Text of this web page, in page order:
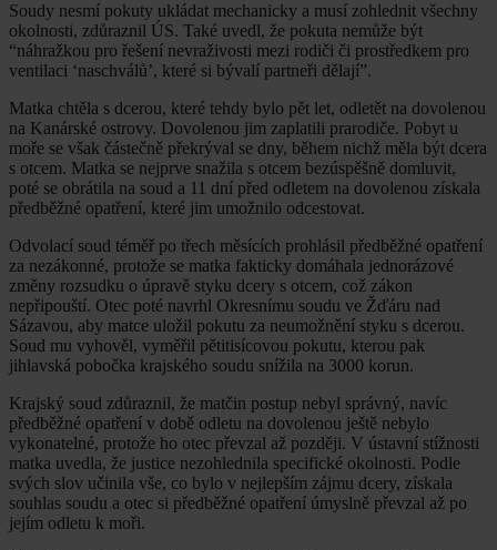
Soudy nesmí pokuty ukládat mechanicky a musí zohlednit všechny
okolnosti, zdůraznil ÚS. Také uvedl, že pokuta nemůže být
“náhražkou pro řešení nevraživosti mezi rodiči či prostředkem pro
ventilaci ‘naschválů’, které si bývalí partneři dělají”.
Matka chtěla s dcerou, které tehdy bylo pět let, odletět na dovolenou
na Kanárské ostrovy. Dovolenou jim zaplatili prarodiče. Pobyt u
moře se však částečně překrýval se dny, během nichž měla být dcera
s otcem. Matka se nejprve snažila s otcem bezúspěšně domluvit,
poté se obrátila na soud a 11 dní před odletem na dovolenou získala
předběžné opatření, které jim umožnilo odcestovat.
Odvolací soud téměř po třech měsících prohlásil předběžné opatření
za nezákonné, protože se matka fakticky domáhala jednorázové
změny rozsudku o úpravě styku dcery s otcem, což zákon
nepřipouští. Otec poté navrhl Okresnímu soudu ve Žďáru nad
Sázavou, aby matce uložil pokutu za neumožnění styku s dcerou.
Soud mu vyhověl, vyměřil pětitisícovou pokutu, kterou pak
jihlavská pobočka krajského soudu snížila na 3000 korun.
Krajský soud zdůraznil, že matčin postup nebyl správný, navíc
předběžné opatření v době odletu na dovolenou ještě nebylo
vykonatelné, protože ho otec převzal až později. V ústavní stížnosti
matka uvedla, že justice nezohlednila specifické okolnosti. Podle
svých slov učinila vše, co bylo v nejlepším zájmu dcery, získala
souhlas soudu a otec si předběžné opatření úmyslně převzal až po
jejím odletu k moři.